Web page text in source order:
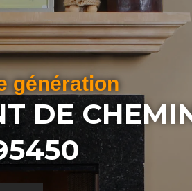
génération
DE